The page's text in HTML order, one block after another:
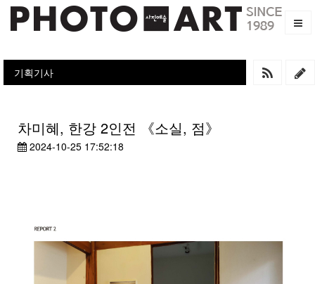
기획기사
차미혜, 한강 2인전 《소실, 점》
2024-10-25 17:52:18